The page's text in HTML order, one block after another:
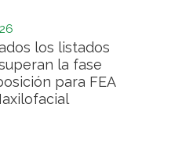
los listados
la fase
para FEA